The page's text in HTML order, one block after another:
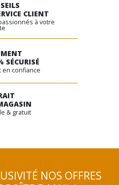
page
du
CLIENT
à votre
SÉCURISÉ
en confiance
& gratuit
NOS OFFRES